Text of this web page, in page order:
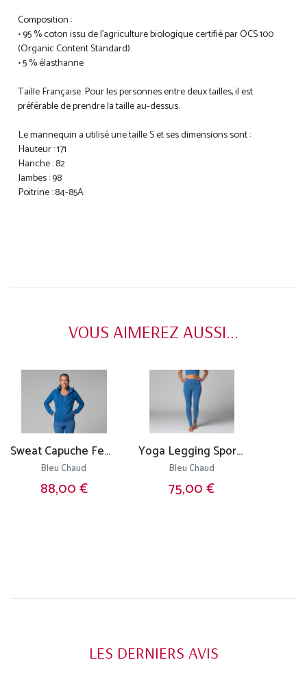
Composition :
• 95 % coton issu de l'agriculture biologique certifié par OCS 100
(Organic Content Standard).
• 5 % élasthanne
Taille Française. Pour les personnes entre deux tailles, il est
préférable de prendre la taille au-dessus.
Le mannequin a utilisé une taille S et ses dimensions sont :
Hauteur : 171
Hanche : 82
Jambes : 98
Poitrine : 84-85A
VOUS AIMEREZ AUSSI...
Sweat Capuche Femme - Bio
Bleu Chaud
88,00 €
Yoga Legging Sport - Bio
Bleu Chaud
75,00 €
LES DERNIERS AVIS